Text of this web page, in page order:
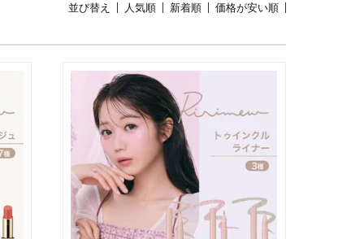
並び替え 人気順 新着順 価格が安い順